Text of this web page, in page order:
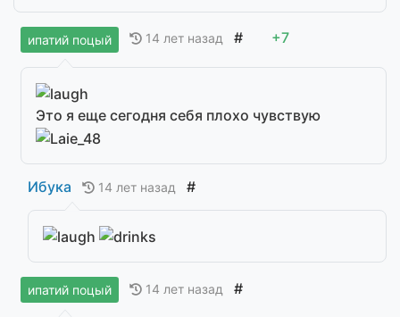
ипатий поцый 14 лет назад # +7
Это я еще сегодня себя плохо чувствую
Ибука 14 лет назад #
ипатий поцый 14 лет назад #